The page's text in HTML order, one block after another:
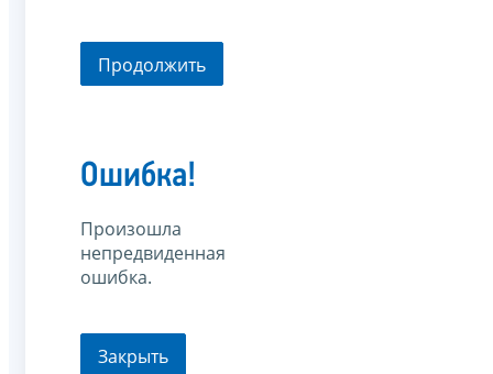
Продолжить
Ошибка!
Произошла
непредвиденная
ошибка.
Закрыть